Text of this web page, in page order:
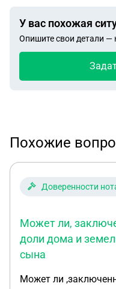
У вас похожая
Опишите свои детали —
Похожие
Доверенности
Может ли,
доли дома и
сына
Может ли